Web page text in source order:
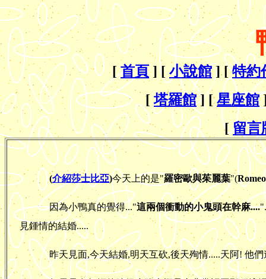
[首頁 ] [ 小說館] [特約
[塔羅館] [星座館
[留言
(介紹莎士比亞)今天上的是"羅密歐與茱麗葉"(
因為小鴨真的覺得..."這兩個衝動的小鬼頭在幹麻....
見鍾情的結婚.....
昨天見面,今天結婚,明天互砍,後天殉情.....天阿! 他